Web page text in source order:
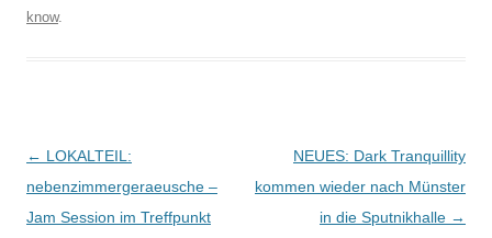
know.
Beitragsnavigation
← LOKALTEIL:
nebenzimmergeraeusche –
Jam Session im Treffpunkt
NEUES: Dark Tranquillity
kommen wieder nach Münster
in die Sputnikhalle →